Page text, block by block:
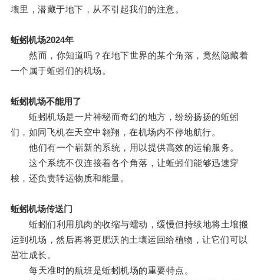
壤里，潜藏于地下，从不引起我们的注意。
蚯蚓机场2024年
然而，你知道吗？在地下世界的某个角落，竟然隐藏着
一个属于蚯蚓们的机场。
蚯蚓机场不能用了
蚯蚓机场是一片神秘而奇幻的地方，纷纷扬扬的蚯蚓
们，如同飞机在天空中翱翔，在机场内不停地航行。
他们有一个崭新的系统，用以提供高效的运输服务。
这个系统不仅连接着各个角落，让蚯蚓们能够迅速穿
梭，还负责转运物质和能量。
蚯蚓机场传送门
蚯蚓们利用肌肉的收缩与蠕动，缓慢但持续地将土壤搬
运到机场，然后再将更肥沃的土壤运回给植物，让它们可以
茁壮成长。
每天准时的航班是蚯蚓机场的重要特点。